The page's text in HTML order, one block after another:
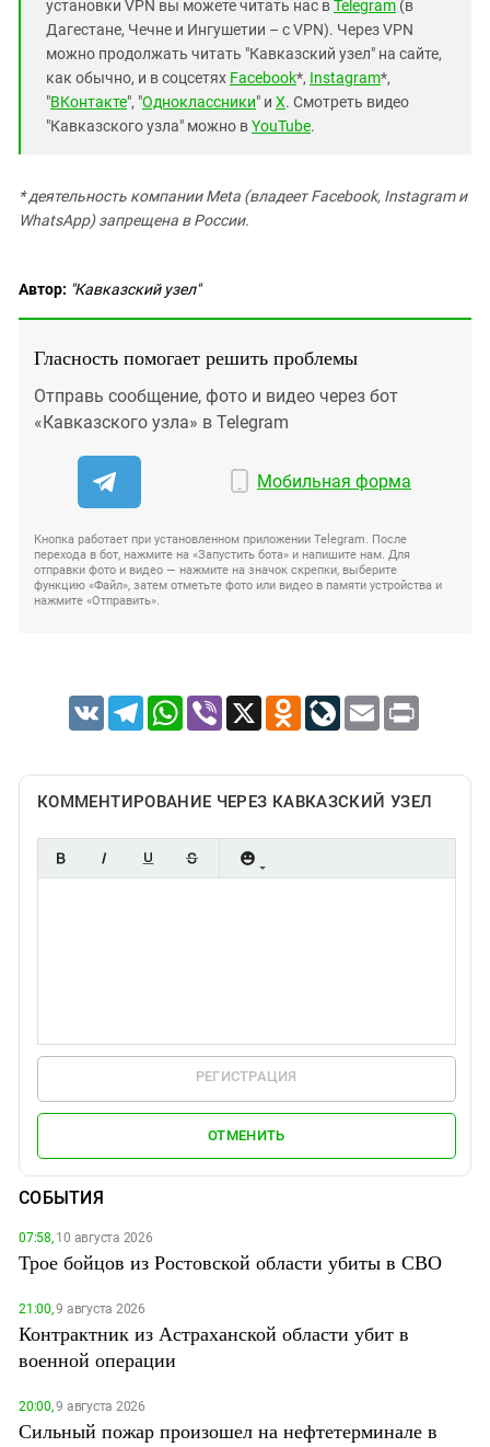
установки VPN вы можете читать нас вTelegram (в
Дагестане, Чечне и Ингушетии – с VPN). Через VPN
можно продолжать читать "Кавказский узел" на сайте,
как обычно, и в соцсетях Facebook*, Instagram*,
"ВКонтакте", "Одноклассники" и X. Смотреть видео
"Кавказского узла" можно вYouTube.
* деятельность компании Meta (владеет Facebook, Instagram и
WhatsApp) запрещена в России.
Автор: "Кавказский узел"
Гласность помогает решить проблемы
Отправь сообщение, фото и видео через бот
«Кавказского узла» в Telegram
Мобильная форма
Кнопка работает при установленном приложении Telegram. После
перехода в бот, нажмите на «Запустить бота» и напишите нам. Для
отправки фото и видео — нажмите на значок скрепки, выберите
функцию «Файл», затем отметьте фото или видео в памяти устройства и
нажмите «Отправить».
VK TelegramWhatsApp
Viber X Odnoklassniki
LiveJournal
Email Print
КОММЕНТИРОВАНИЕ ЧЕРЕЗ КАВКАЗСКИЙ УЗЕЛ
РЕГИСТРАЦИЯ
ОТМЕНИТЬ
СОБЫТИЯ
07:58,10 августа 2026
Трое бойцов из Ростовской области убиты в СВО
21:00,9 августа 2026
Контрактник из Астраханской области убит в
военной операции
20:00,9 августа 2026
Сильный пожар произошел на нефтетерминале в